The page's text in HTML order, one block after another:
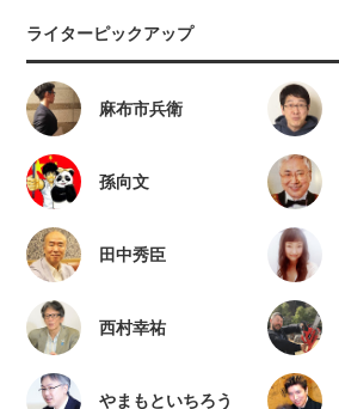
ライターピックアップ
麻布市兵衛
孫向文
田中秀臣
西村幸祐
やまもといちろう